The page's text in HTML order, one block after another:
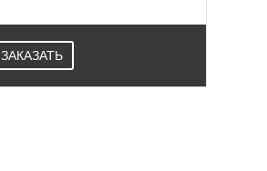
ЗАКАЗАТЬ